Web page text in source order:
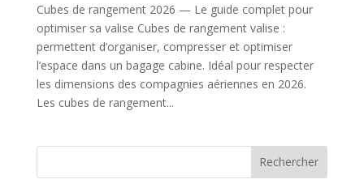
Cubes de rangement 2026 — Le guide complet pour
optimiser sa valise Cubes de rangement valise :
permettent d’organiser, compresser et optimiser
l’espace dans un bagage cabine. Idéal pour respecter
les dimensions des compagnies aériennes en 2026.
Les cubes de rangement...
Rechercher